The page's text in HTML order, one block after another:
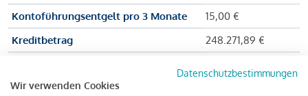
Kontoführungsentgelt pro 3 Monate
15,00 €
Kreditbetrag
248.271,89 €
Zu zahlender Gesamtbetrag
Datenschutzbestimmungen
Wir verwenden Cookies